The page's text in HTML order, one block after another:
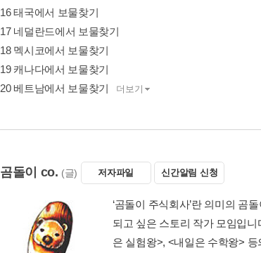
16 태국에서 보물찾기
17 네덜란드에서 보물찾기
18 멕시코에서 보물찾기
19 캐나다에서 보물찾기
20 베트남에서 보물찾기
더보기
곰돌이 co. (글) 저자파일 신간알림 신청
‘곰돌이 주식회사’란 의미의 곰
되고 싶은 스토리 작가 모임입
은 실험왕>, <내일은 수학왕>